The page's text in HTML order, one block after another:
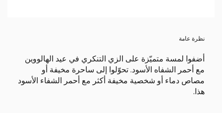
نظرة عامة
أضفوا لمسة متميّزة على الزي التنكري في عيد الهالووين
مع أحمر الشفاه الأسود. تحوّلوا إلى ساحرة مخيفة أو
مصاص دماء أو شخصية مخيفة أكثر مع أحمر الشفاء الأسود
هذا.